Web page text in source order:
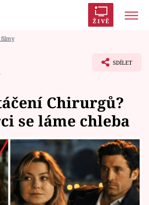
ŽIVĚ
filmy
SDÍLET
Chirurgů?
se láme chleba